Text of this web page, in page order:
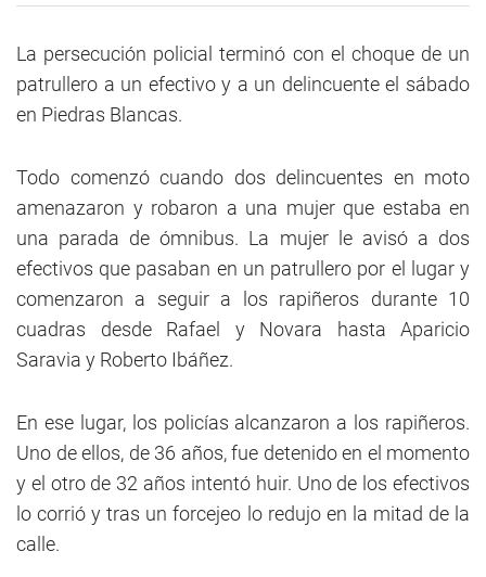
La persecución policial terminó con el choque de un
patrullero a un efectivo y a un delincuente el sábado
en Piedras Blancas.
Todo comenzó cuando dos delincuentes en moto
amenazaron y robaron a una mujer que estaba en
una parada de ómnibus. La mujer le avisó a dos
efectivos que pasaban en un patrullero por el lugar y
comenzaron a seguir a los rapiñeros durante 10
cuadras desde Rafael y Novara hasta Aparicio
Saravia y Roberto Ibáñez.
En ese lugar, los policías alcanzaron a los rapiñeros.
Uno de ellos, de 36 años, fue detenido en el momento
y el otro de 32 años intentó huir. Uno de los efectivos
lo corrió y tras un forcejeo lo redujo en la mitad de la
calle.